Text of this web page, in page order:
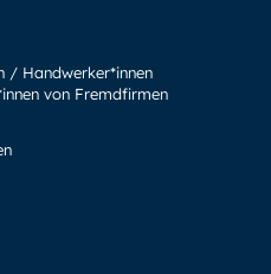
/ Handwerker*innen
von Fremdfirmen